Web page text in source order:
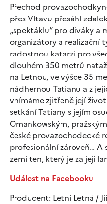
Přechod
přes Vltavu přesáhl
„spektáklu“ pro diváky a
organizátory a realizační
radostnou katarzi pro
dlouhém 350 metrů
na Letnou, ve výšce 35
nádhernou Tatianu a z
vnímáme zjitřeně její
setkání Tatiany s jejím
Omankowským,
české provazochodecké
profesionální zároveň… A
zemi ten, který je za její
Událost na Facebooku
Producent: Letní Letná /